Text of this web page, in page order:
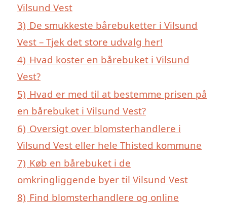
Vilsund Vest
3) De smukkeste bårebuketter i Vilsund
Vest – Tjek det store udvalg her!
4) Hvad koster en bårebuket i Vilsund
Vest?
5) Hvad er med til at bestemme prisen på
en bårebuket i Vilsund Vest?
6) Oversigt over blomsterhandlere i
Vilsund Vest eller hele Thisted kommune
7) Køb en bårebuket i de
omkringliggende byer til Vilsund Vest
8) Find blomsterhandlere og online